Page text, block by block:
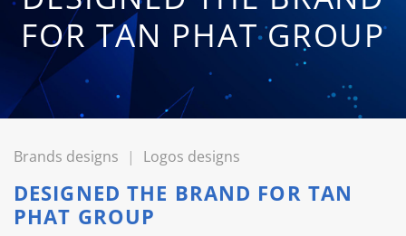
FOR TAN PHAT GROUP
Brands designs | Logos designs
DESIGNED THE BRAND FOR TAN
PHAT GROUP